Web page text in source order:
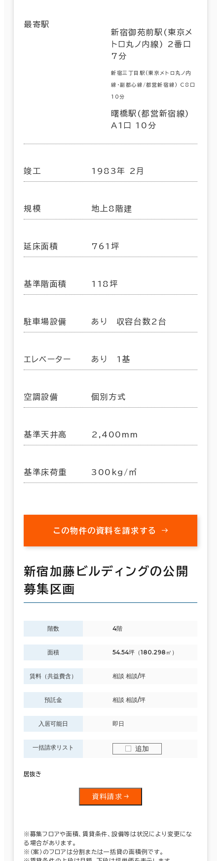
最寄駅
新宿御苑前駅(東京メ
トロ丸ノ内線) 2番口
7分
新宿三丁目駅(東京メトロ丸ノ内
線･副都心線/都営新宿線) C8口
10分
曙橋駅(都営新宿線)
A1口 10分
竣工 1983年 2月
規模 地上8階建
延床面積 761坪
基準階面積 118坪
駐車場設備 あり 収容台数2台
エレベーター あり 1基
空調設備 個別方式
基準天井高 2,400mm
基準床荷重 300kg/㎡
この物件の資料を請求する
新宿加藤ビルディングの公開
募集区画
階数 4階
面積 54.54坪（180.298㎡）
賃料（共益費含） 相談 相談/坪
預託金 相談 相談/坪
入居可能日 即日
一括請求リスト 追加
居抜き
資料請求
※募集フロアや面積、賃貸条件、設備等は状況により変更にな
る場合があります。
※（案）のフロアは分割または一括貸の面積例です。